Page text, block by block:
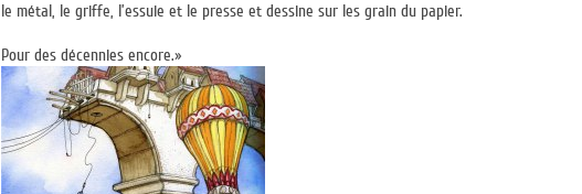
le métal, le griffe, l’essuie et le presse et dessine sur les grain du papier.
Pour des décennies encore.»